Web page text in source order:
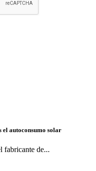
el autoconsumo solar
fabricante de...